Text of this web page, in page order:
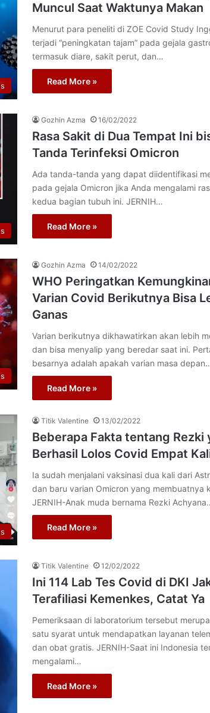
Muncul Saat Waktunya Makan
Menurut para peneliti di ZOE Covid Study
terjadi “peningkatan tajam” pada gejala
termasuk diare, sakit perut, dan…
Read More »
Gozhin Azma 16/02/2022
Rasa Sakit di Dua Tempat Ini
Tanda Terinfeksi Omicron
Ada tanda-tanda yang dapat diidentifikasi
pada gejala Omicron jika Anda mengalami
kedua bagian tubuh ini. JERNIH…
Read More »
Gozhin Azma 14/02/2022
WHO Peringatkan
Varian Covid Berikutnya Bisa
Ganas
Varian berikutnya dikhawatirkan akan lebih
dan bisa menyalip yang beredar saat ini.
besarnya adalah apakah varian masa
Read More »
Titik Valentine 13/02/2022
Beberapa Fakta tentang Rezki
Berhasil Lolos Covid Empat
Ia sudah menjalani vaksinasi dua kali dari
dan baru varian Omicron yang membuatnya
JERNIH-Anak muda bernama Rezki
Read More »
Titik Valentine 12/02/2022
Ini 114 Lab Tes Covid di DKI
Terafiliasi Kemenkes, Catat Ya
Pemeriksaan di laboratorium tersebut
satu syarat untuk mendapatkan layanan
dan obat gratis. JERNIH-Saat ini Indonesia
mengalami…
Read More »